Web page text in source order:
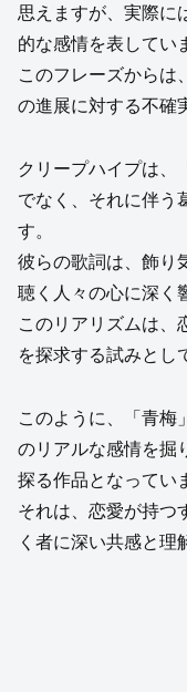
思えますが、実際に
的な感情を表してい
このフレーズからは
の進展に対する不確
クリープハイプは、
でなく、それに伴う
す。
彼らの歌詞は、飾り
聴く人々の心に深く
このリアリズムは、
を探求する試みとし
このように、「青梅
のリアルな感情を掘
探る作品となってい
それは、恋愛が持つ
く者に深い共感と理